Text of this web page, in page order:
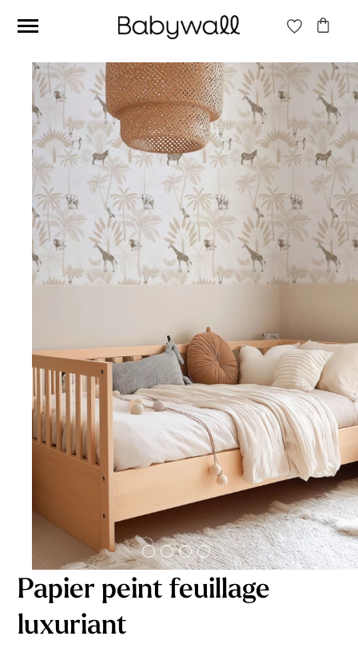
Ces articles peuvent aussi vous intéresser
Papier peint Fleurs
délicates
À partir
de
29,90 €
Papier peint jungle
beige
À partir
de
29,90€
Papier peint feuillage
luxuriant